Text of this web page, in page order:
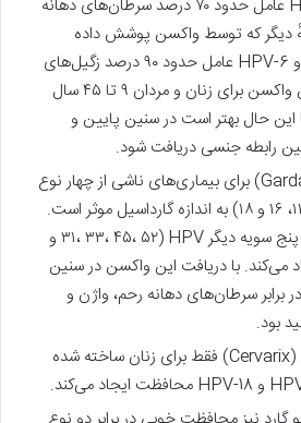
HPV-16 و HPV-18 عامل حدود ۷۰ درصد سرطان‌های دهانه
دیگر که توسط واکسن پوشش داده
می‌شوند، HPV-11 و HPV-6 عامل حدود ۹۰ درصد زگیل‌های
تناسلی هستند. این واکسن برای زنان و مردان ۹ تا ۴۵ سال
حال بهتر است در سنین پایین و
رابطه جنسی دریافت شود.
گارداسیل ۹ (Gardasil-9) برای بیماری‌های ناشی از چهار نوع
HPV مشترک (۶، ۱۱، ۱۶ و ۱۸) به اندازه گارداسیل موثر است.
علاوه بر آن در برابر پنج سویه دیگر HPV (۳۱، ۳۳، ۴۵، ۵۲ و
می‌کند. با دریافت این واکسن در سنین
۹۰ درصد در برابر سرطان‌های دهانه رحم، واژن و
بود.
واکسن سرواریکس (Cervarix) فقط برای زنان ساخته شده